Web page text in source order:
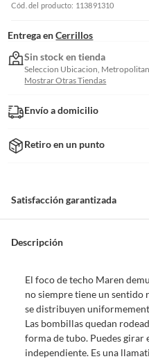
Cód. del producto: 113891310
Entrega en Cerrillos
Sin stock en tienda
Seleccion Ubicacion,
Mostrar Otras Tiendas
Envío a domicilio
Retiro en un punto
Satisfacción garantizada
de la compra.
comprado por internet y que hay
derecho:
Productos que, por su
puedan deteriorarse o
Confeccionados a la medida.
Descripción
El foco de techo Maren
no siempre tiene un sentido
se distribuyen
Las bombillas quedan
forma de tubo. Puedes girar
independiente. Es una